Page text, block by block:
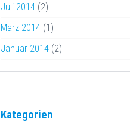
Juli 2014 (2)
März 2014 (1)
Januar 2014 (2)
Kategorien